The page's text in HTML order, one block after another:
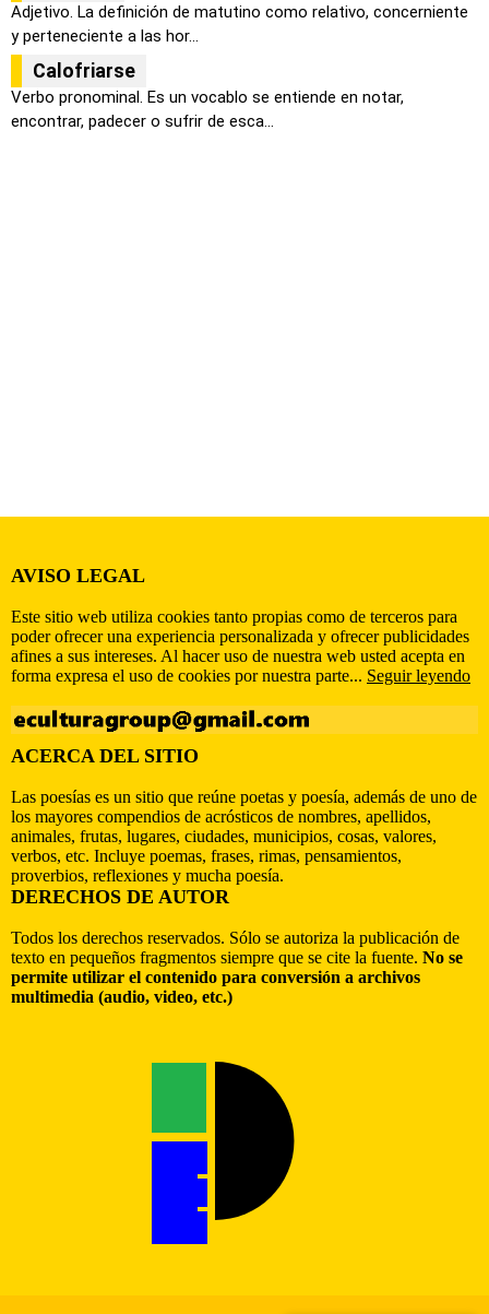
Adjetivo. La definición de matutino como relativo, concerniente
y perteneciente a las hor...
Calofriarse
Verbo pronominal. Es un vocablo se entiende en notar,
encontrar, padecer o sufrir de esca...
AVISO LEGAL
Este sitio web utiliza cookies tanto propias como de terceros para
poder ofrecer una experiencia personalizada y ofrecer publicidades
afines a sus intereses. Al hacer uso de nuestra web usted acepta en
forma expresa el uso de cookies por nuestra parte... Seguir leyendo
ACERCA DEL SITIO
Las poesías es un sitio que reúne poetas y poesía, además de uno de
los mayores compendios de acrósticos de nombres, apellidos,
animales, frutas, lugares, ciudades, municipios, cosas, valores,
verbos, etc. Incluye poemas, frases, rimas, pensamientos,
proverbios, reflexiones y mucha poesía.
DERECHOS DE AUTOR
Todos los derechos reservados. Sólo se autoriza la publicación de
texto en pequeños fragmentos siempre que se cite la fuente. No se
permite utilizar el contenido para conversión a archivos
multimedia (audio, video, etc.)